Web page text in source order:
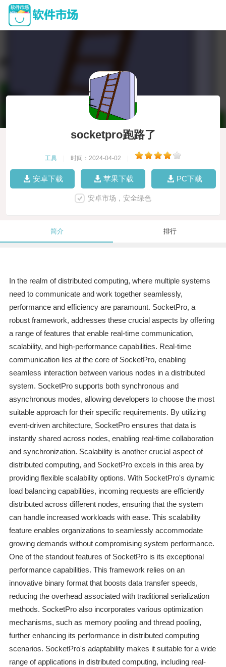
socketpro跑路了
工具 时间：2024-04-02
安卓下载 苹果下载 PC下载
安卓市场，安全绿色
简介 排行
In the realm of distributed computing, where multiple systems
need to communicate and work together seamlessly,
performance and efficiency are paramount. SocketPro, a
robust framework, addresses these crucial aspects by offering
a range of features that enable real-time communication,
scalability, and high-performance capabilities. Real-time
communication lies at the core of SocketPro, enabling
seamless interaction between various nodes in a distributed
system. SocketPro supports both synchronous and
asynchronous modes, allowing developers to choose the most
suitable approach for their specific requirements. By utilizing
event-driven architecture, SocketPro ensures that data is
instantly shared across nodes, enabling real-time collaboration
and synchronization. Scalability is another crucial aspect of
distributed computing, and SocketPro excels in this area by
providing flexible scalability options. With SocketPro's dynamic
load balancing capabilities, incoming requests are efficiently
distributed across different nodes, ensuring that the system
can handle increased workloads with ease. This scalability
feature enables organizations to seamlessly accommodate
growing demands without compromising system performance.
One of the standout features of SocketPro is its exceptional
performance capabilities. This framework relies on an
innovative binary format that boosts data transfer speeds,
reducing the overhead associated with traditional serialization
methods. SocketPro also incorporates various optimization
mechanisms, such as memory pooling and thread pooling,
further enhancing its performance in distributed computing
scenarios. SocketPro's adaptability makes it suitable for a wide
range of applications in distributed computing, including real-